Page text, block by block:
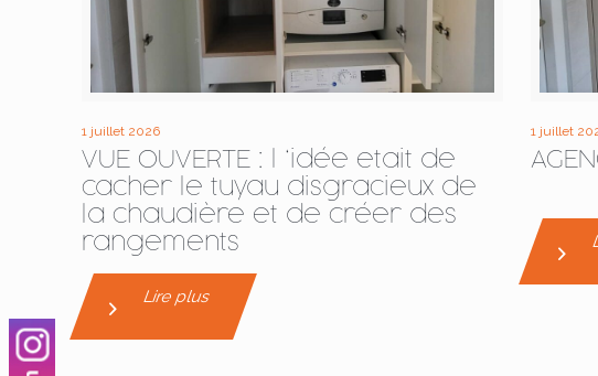
1 juillet 2026
VUE OUVERTE : l ‘idée etait de
cacher le tuyau disgracieux de
la chaudière et de créer des
rangements
Lire plus
1 juillet